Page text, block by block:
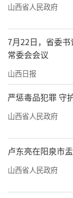
山西省人民政府
7月22日，省委
常委会会议
山西日报
严惩毒品犯罪 守
山西省人民政府
卢东亮在阳泉市
山西省人民政府